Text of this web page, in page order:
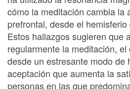
cómo la meditación cambia la
prefrontal, desde el
Estos hallazgos sugieren que
regularmente la meditación,
desde un estresante modo de
aceptación que aumenta la
personas en las que